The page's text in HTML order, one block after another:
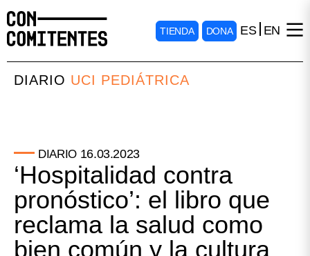
TIENDA DONA ES EN
DIARIO UCI PEDIÁTRICA
DIARIO 16.03.2023
‘Hospitalidad contra
pronóstico’: el libro que
reclama la salud como
bien común y la cultura